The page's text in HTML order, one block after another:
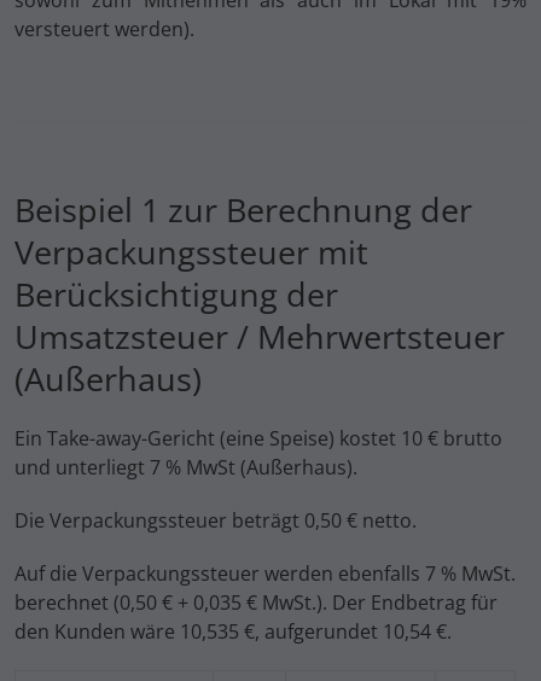
versteuert werden).
Beispiel 1 zur Berechnung der
Verpackungssteuer mit
Berücksichtigung der
Umsatzsteuer / Mehrwertsteuer
(Außerhaus)
Ein Take-away-Gericht (eine Speise) kostet 10 € brutto
und unterliegt 7 % MwSt (Außerhaus).
Die Verpackungssteuer beträgt 0,50 € netto.
Auf die Verpackungssteuer werden ebenfalls 7 % MwSt.
berechnet (0,50 € + 0,035 € MwSt.). Der Endbetrag für
den Kunden wäre 10,535 €, aufgerundet 10,54 €.